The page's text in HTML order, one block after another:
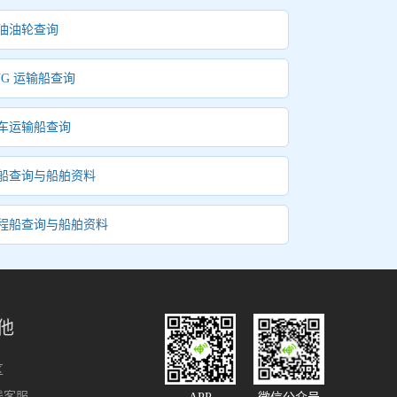
油轮查询
运输船查询
运输船查询
查询与船舶资料
船查询与船舶资料